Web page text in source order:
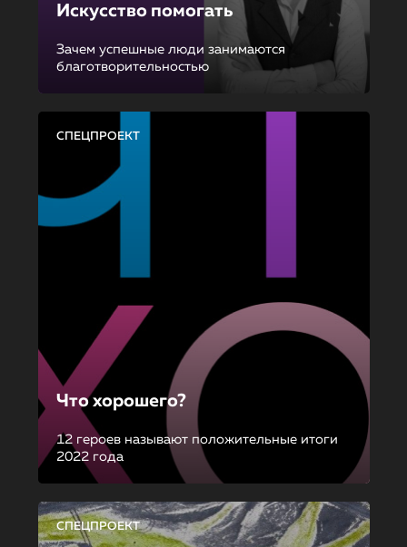
Искусство помогать
Зачем успешные люди занимаются
благотворительностью
СПЕЦПРОЕКТ
Что хорошего?
12 героев называют положительные итоги
2022 года
СПЕЦПРОЕКТ